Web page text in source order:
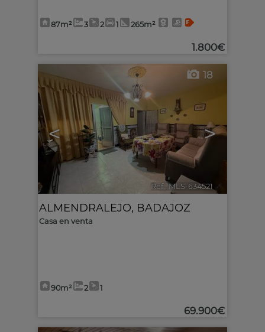
87m² 3 2 1 265m²
1.800€
< >
18
Ref.. MLS-634521 🔗
ALMENDRALEJO, BADAJOZ
Casa en venta
90m² 2 1
69.900€